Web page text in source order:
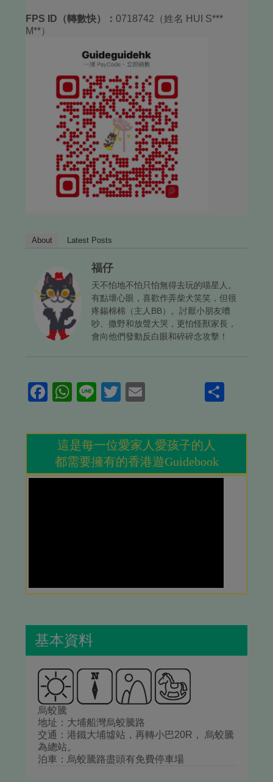
FPS ID（轉數快）：0718742（姓名 HUI S***
M**）
About Latest Posts
福仔
天不怕地不怕只怕無得去玩的喵星人。
有點壞心眼，喜歡作弄柴犬笑笑，但很
疼鍚棉棉（主人BB）。討厭小朋友嘈
吵、撒野和放聲大哭，更怕怪獸家長，
會向他們發動反白眼和碎碎念攻擊！
Facebook
WhatsApp
LineTwitter
這是每一位愛家人愛孩子的人
都需要擁有的香港遊Guidebook
基本資料
烏蛟騰
地址：大埔船灣烏蛟騰路
交通：港鐵大埔墟站，再轉小巴20R， 烏蛟騰
為總站。
泊車：烏蛟騰路盡頭有免費停車場